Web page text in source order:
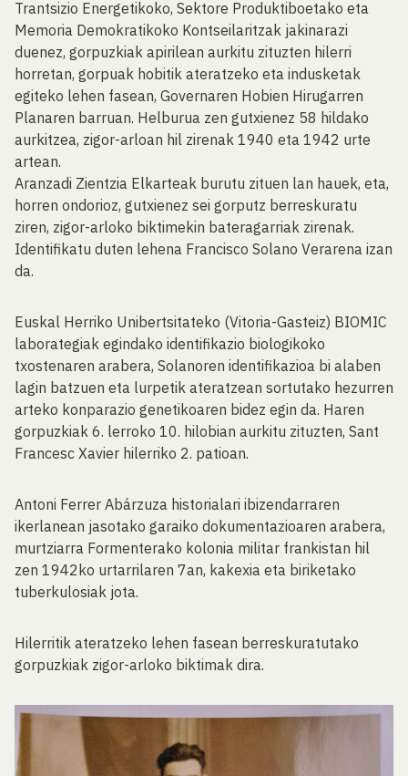
Trantsizio Energetikoko, Sektore Produktiboetako eta
Memoria Demokratikoko Kontseilaritzak jakinarazi
duenez, gorpuzkiak apirilean aurkitu zituzten hilerri
horretan, gorpuak hobitik ateratzeko eta indusketak
egiteko lehen fasean, Governaren Hobien Hirugarren
Planaren barruan. Helburua zen gutxienez 58 hildako
aurkitzea, zigor-arloan hil zirenak 1940 eta 1942 urte
artean.
Aranzadi Zientzia Elkarteak burutu zituen lan hauek, eta,
horren ondorioz, gutxienez sei gorputz berreskuratu
ziren, zigor-arloko biktimekin bateragarriak zirenak.
Identifikatu duten lehena Francisco Solano Verarena izan
da.
Euskal Herriko Unibertsitateko (Vitoria-Gasteiz) BIOMIC
laborategiak egindako identifikazio biologikoko
txostenaren arabera, Solanoren identifikazioa bi alaben
lagin batzuen eta lurpetik ateratzean sortutako hezurren
arteko konparazio genetikoaren bidez egin da. Haren
gorpuzkiak 6. lerroko 10. hilobian aurkitu zituzten, Sant
Francesc Xavier hilerriko 2. patioan.
Antoni Ferrer Abárzuza historialari ibizendarraren
ikerlanean jasotako garaiko dokumentazioaren arabera,
murtziarra Formenterako kolonia militar frankistan hil
zen 1942ko urtarrilaren 7an, kakexia eta biriketako
tuberkulosiak jota.
Hilerritik ateratzeko lehen fasean berreskuratutako
gorpuzkiak zigor-arloko biktimak dira.